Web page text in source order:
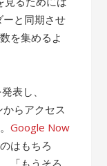
ーと同期させ
を集めるよ
表し、
らアクセス
Google Now
はもちろ
「もうそろ